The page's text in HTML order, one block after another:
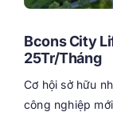
Bcons City
25Tr/Tháng
Cơ hội sở hữu
công nghiệp